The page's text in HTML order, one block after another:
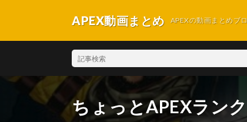
APEX動画まとめ APEXの動画まとめブ
ちょっとAPEXランク